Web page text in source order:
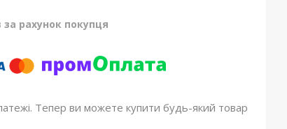
за рахунок покупця
Тепер ви можете купити будь-який товар